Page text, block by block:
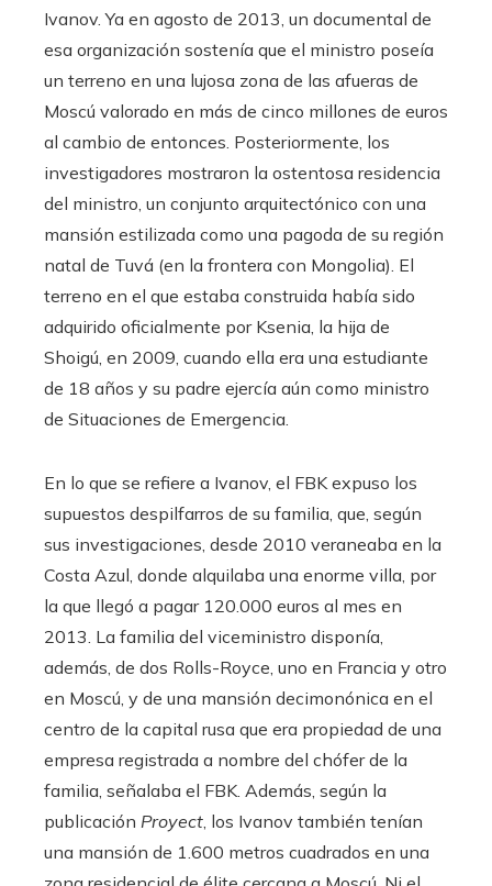
Ivanov. Ya en agosto de 2013, un documental de
esa organización sostenía que el ministro poseía
un terreno en una lujosa zona de las afueras de
Moscú valorado en más de cinco millones de euros
al cambio de entonces. Posteriormente, los
investigadores mostraron la ostentosa residencia
del ministro, un conjunto arquitectónico con una
mansión estilizada como una pagoda de su región
natal de Tuvá (en la frontera con Mongolia). El
terreno en el que estaba construida había sido
adquirido oficialmente por Ksenia, la hija de
Shoigú, en 2009, cuando ella era una estudiante
de 18 años y su padre ejercía aún como ministro
de Situaciones de Emergencia.
En lo que se refiere a Ivanov, el FBK expuso los
supuestos despilfarros de su familia, que, según
sus investigaciones, desde 2010 veraneaba en la
Costa Azul, donde alquilaba una enorme villa, por
la que llegó a pagar 120.000 euros al mes en
2013. La familia del viceministro disponía,
además, de dos Rolls-Royce, uno en Francia y otro
en Moscú, y de una mansión decimonónica en el
centro de la capital rusa que era propiedad de una
empresa registrada a nombre del chófer de la
familia, señalaba el FBK. Además, según la
publicación Proyect , los Ivanov también tenían
una mansión de 1.600 metros cuadrados en una